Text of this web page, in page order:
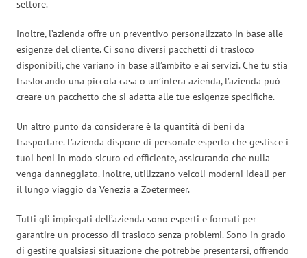
settore.
Inoltre, l’azienda offre un preventivo personalizzato in base alle
esigenze del cliente. Ci sono diversi pacchetti di trasloco
disponibili, che variano in base all’ambito e ai servizi. Che tu stia
traslocando una piccola casa o un’intera azienda, l’azienda può
creare un pacchetto che si adatta alle tue esigenze specifiche.
Un altro punto da considerare è la quantità di beni da
trasportare. L’azienda dispone di personale esperto che gestisce i
tuoi beni in modo sicuro ed efficiente, assicurando che nulla
venga danneggiato. Inoltre, utilizzano veicoli moderni ideali per
il lungo viaggio da Venezia a Zoetermeer.
Tutti gli impiegati dell’azienda sono esperti e formati per
garantire un processo di trasloco senza problemi. Sono in grado
di gestire qualsiasi situazione che potrebbe presentarsi, offrendo